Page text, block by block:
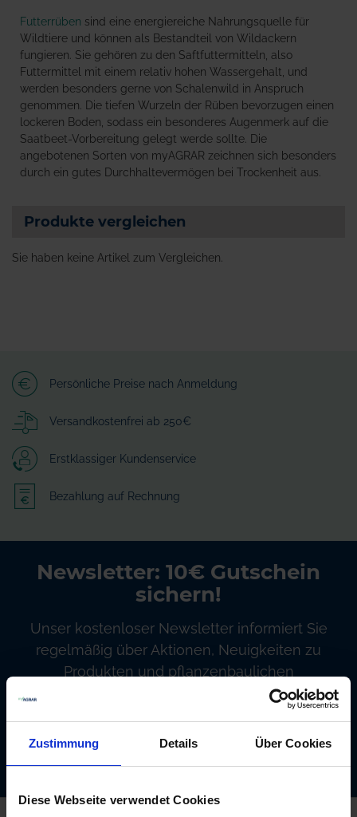
Zustimmung Details Über Cookies
Diese Webseite verwendet Cookies
Futterrüben sind eine energiereiche Nahrungsquelle für
Wildtiere und können als Bestandteil von Wildackern
fungieren. Sie gehören zu den Saftfuttermitteln, also
Futtermittel mit einem relativ hohen Wassergehalt, und
werden besonders gerne von Schalenwild in Anspruch
genommen. Die tiefen Wurzeln der Rüben bevorzugen einen
lockeren Boden, sodass ein besonderes Augenmerk auf die
Saatbeet-Vorbereitung gelegt werde sollte. Die
angebotenen Sorten von myAGRAR zeichnen sich besonders
durch ein gutes Durchhaltevermögen bei Trockenheit aus.
Produkte vergleichen
Sie haben keine Artikel zum Vergleichen.
Persönliche Preise nach Anmeldung
Versandkostenfrei ab 250€
Erstklassiger Kundenservice
Bezahlung auf Rechnung
Newsletter: 10€ Gutschein
sichern!
Unser kostenloser Newsletter informiert Sie
regelmäßig über Aktionen, Neuigkeiten zu
Produkten und pflanzenbaulichen
Empfehlungen. Die Abmeldung ist jederzeit